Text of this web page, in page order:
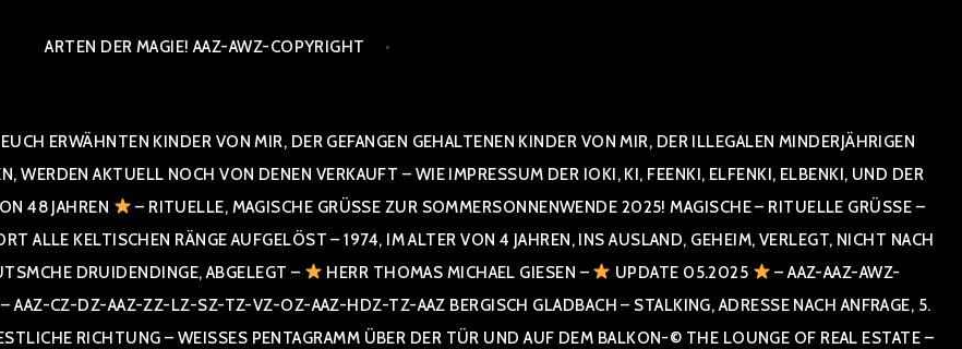
ARTEN DER MAGIE! AAZ-AWZ-COPYRIGHT
ERWÄHNTEN KINDER VON MIR, DER GEFANGEN GEHALTENEN KINDER VON MIR, DER ILLEGALEN MINDERJÄHRIGEN
WERDEN AKTUELL NOCH VON DENEN VERKAUFT – WIE IMPRESSUM DER IOKI, KI, FEENKI, ELFENKI, ELBENKI, UND DER
48 JAHREN
– RITUELLE, MAGISCHE GRÜSSE ZUR SOMMERSONNENWENDE 2025! MAGISCHE – RITUELLE GRÜSSE – GR
KELTISCHEN RÄNGE AUFGELÖST – 1974, IM ALTER VON 4 JAHREN, INS AUSLAND, GEHEIM, VERLEGT, NICHT NACH SPA
DRUIDENDINGE, ABGELEGT –
HERR THOMAS MICHAEL GIESEN – UPDATE 05.2025
– AAZ-AAZ-AWZ-
CZ-DZ-AAZ-ZZ-LZ-SZ-TZ-VZ-OZ-AAZ-HDZ-TZ-AAZ BERGISCH GLADBACH – STALKING, ADRESSE NACH ANFRAGE, 5. E
RICHTUNG – WEISSES PENTAGRAMM ÜBER DER TÜR UND AUF DEM BALKON-© THE LOUNGE OF REAL ESTATE – CO